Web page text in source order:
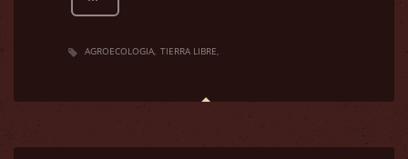
AGROECOLOGIA TIERRA LIBRE